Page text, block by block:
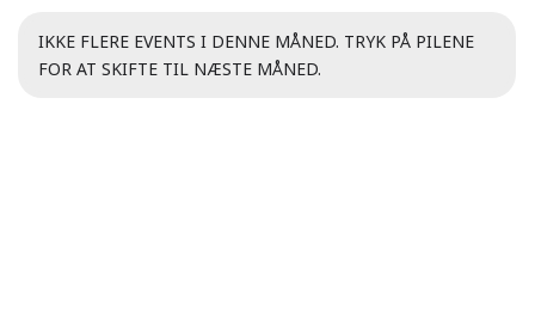
IKKE FLERE EVENTS I DENNE MÅNED. TRYK PÅ PILENE
FOR AT SKIFTE TIL NÆSTE MÅNED.